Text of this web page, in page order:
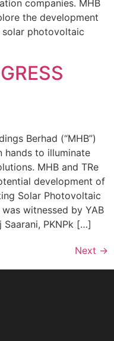
companies. MHB
the development
photovoltaic
Berhad (“MHB”)
hands to illuminate
MHB and TRe
development of
Solar Photovoltaic
witnessed by YAB
Saarani, PKNPk […]
Next →